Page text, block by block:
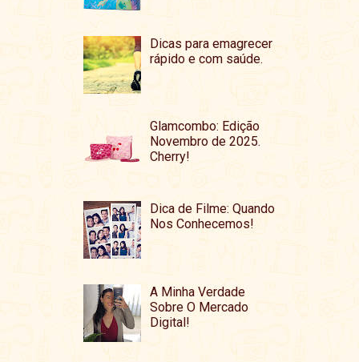
Dicas para emagrecer
rápido e com saúde.
Glamcombo: Edição
Novembro de 2025.
Cherry!
Dica de Filme: Quando
Nos Conhecemos!
A Minha Verdade
Sobre O Mercado
Digital!